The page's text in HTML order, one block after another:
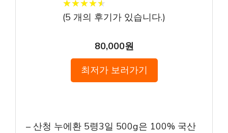
★★★★★
★★★★★
(5 개의 후기가 있습니다.)
80,000원
최저가 보러가기
– 산청 누에환 5령3일 500g은 100% 국산